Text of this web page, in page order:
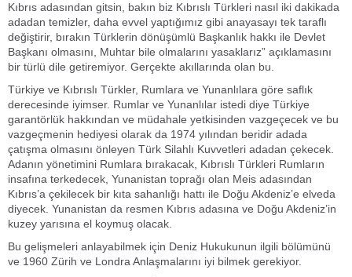
Kıbrıs adasından gitsin, bakın biz Kıbrıslı Türkleri nasıl iki dakikada
adadan temizler, daha evvel yaptığımız gibi anayasayı tek taraflı
değiştirir, bırakın Türklerin dönüşümlü Başkanlık hakkı ile Devlet
Başkanı olmasını, Muhtar bile olmalarını yasaklarız” açıklamasını
bir türlü dile getiremiyor. Gerçekte akıllarında olan bu.
Türkiye ve Kıbrıslı Türkler, Rumlara ve Yunanlılara göre saflık
derecesinde iyimser. Rumlar ve Yunanlılar istedi diye Türkiye
garantörlük hakkından ve müdahale yetkisinden vazgeçecek ve bu
vazgeçmenin hediyesi olarak da 1974 yılından beridir adada
çatışma olmasını önleyen Türk Silahlı Kuvvetleri adadan çekecek.
Adanın yönetimini Rumlara bırakacak, Kıbrıslı Türkleri Rumların
insafına terkedecek, Yunanistan toprağı olan Meis adasından
Kıbrıs’a çekilecek bir kıta sahanlığı hattı ile Doğu Akdeniz’e elveda
diyecek. Yunanistan da resmen Kıbrıs adasına ve Doğu Akdeniz’in
kuzey yarısına el koymuş olacak.
Bu gelişmeleri anlayabilmek için Deniz Hukukunun ilgili bölümünü
ve 1960 Zürih ve Londra Anlaşmalarını iyi bilmek gerekiyor.